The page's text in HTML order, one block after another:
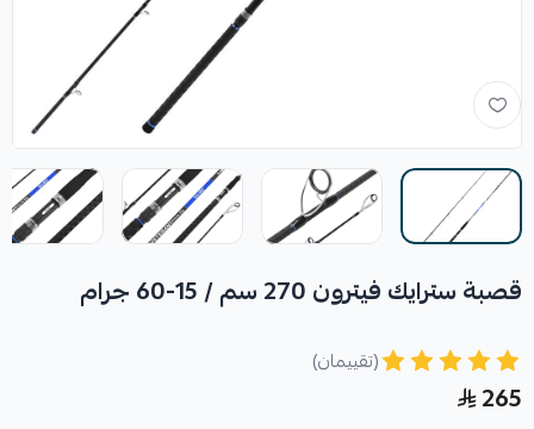
قصبة سترايك فيترون 270 سم / 15-60 جرام
(تقييمان)
265